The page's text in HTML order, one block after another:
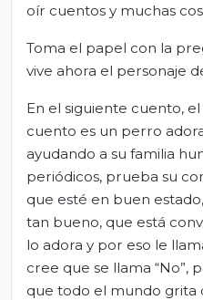
oír cuentos y muchas
Toma el papel con la
vive ahora el personaje
En el siguiente cuento,
cuento es un perro
ayudando a su familia
periódicos, prueba su
que esté en buen
tan bueno, que está
lo adora y por eso le
cree que se llama “No”,
que todo el mundo grita